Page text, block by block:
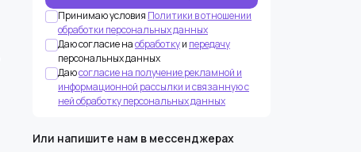
Принимаю условия Политики в отношении
обработки персональных данных
Даю согласие наобработкуи передачу
персональных данных
Даюсогласие на получение рекламной и
информационной рассылки и связанную с
ней обработку персональных данных
Или напишите нам в мессенджерах